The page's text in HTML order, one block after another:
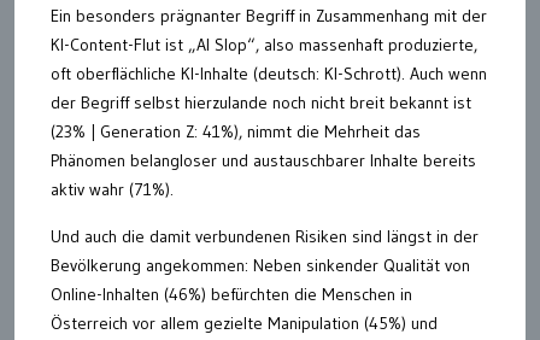
Ein besonders prägnanter Begriff in Zusammenhang mit der
KI-Content-Flut ist „AI Slop“, also massenhaft produzierte,
oft oberflächliche KI-Inhalte (deutsch: KI-Schrott). Auch wenn
der Begriff selbst hierzulande noch nicht breit bekannt ist
(23% | Generation Z: 41%), nimmt die Mehrheit das
Phänomen belangloser und austauschbarer Inhalte bereits
aktiv wahr (71%).
Und auch die damit verbundenen Risiken sind längst in der
Bevölkerung angekommen: Neben sinkender Qualität von
Online-Inhalten (46%) befürchten die Menschen in
Österreich vor allem gezielte Manipulation (45%) und